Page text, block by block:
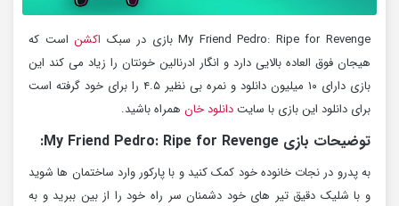
My Friend Pedro: Ripe for Revenge بازی در سبک اکشناست که
هیجان فوق العاده بالایی دارد و انگار ادرنالین خونتان را زیاد می کند این
بازی دارای ۱۰ میلیون دانلود و نمره بی نظیر ۴.۵ را برای خود گرفته است
برای دانلود این بازی با سایتدانلود خان همراه باشید.
توضیحات بازی My Friend Pedro: Ripe for Revenge:
به پدرو در نجات خانوده خود کمک کنید و با پارکور وارد ساختمان ها شوید
و با شلیک دقیق تیر های خود دشمنان سر راه خود را از بین ببرید و به